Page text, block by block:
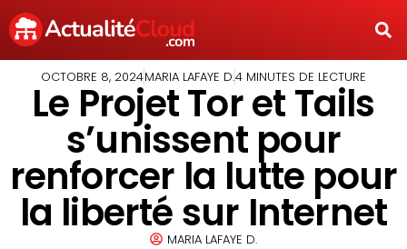
OCTOBRE 8, 2024MARIA LAFAYE D.4 MINUTES DE LECTURE
Le Projet Tor et Tails
s’unissent pour
renforcer la lutte pour
la liberté sur Internet
MARIA LAFAYE D.